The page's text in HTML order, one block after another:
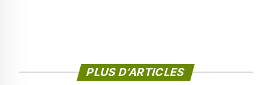
PLUS D'ARTICLES